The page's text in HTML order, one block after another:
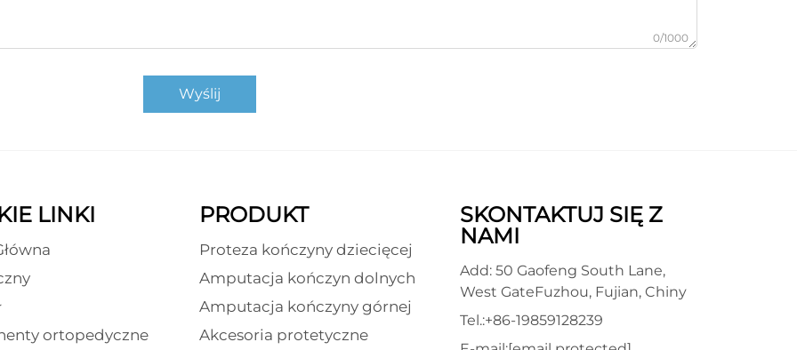
0/1000
Wyślij
LINKI
ortopedyczne
PRODUKT
Proteza kończyny dziecięcej
Amputacja kończyn dolnych
Amputacja kończyny górnej
Akcesoria protetyczne
SKONTAKTUJ SIĘ Z
NAMI
Add: 50 Gaofeng South Lane,
West GateFuzhou, Fujian, Chiny
Tel.:+86-19859128239